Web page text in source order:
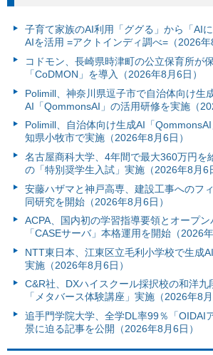
子育て家族のAI利用「ググる」から「AI
AIを活用 =アクトインディ調べ=（2026年
コドモン、長崎県時津町の公立保育所が
「CoDMON」を導入（2026年8月6日）
Polimill、神奈川県逗子市で自治体向け生
AI「QommonsAI」の活用研修を実施（
Polimill、自治体向け生成AI「
知県小牧市で実施（2026年8月6日）
名古屋商科大学、4年間で最大360万円を
の「特別奨学生入試」実施（2026年8月6
安藤ハザマと神戸高専、建設工事へのフ
同研究を開始（2026年8月6日）
ACPA、国内初の学習指導要領とオープ
「CASEサーバ」本格運用を開始（2026年
NTT東日本、江東区立毛利小学校で生成
実施（2026年8月6日）
C&R社、DXハイスクール採択校の和洋九
「メタバース体験講座」実施（2026年8月
追手門学院大学、全学DL率99％「OIDAI
景に迫る記事を公開（2026年8月6日）